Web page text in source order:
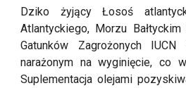
Dziko żyjący Łosoś
Atlantyckiego, Morzu
Gatunków Zagrożonych
narażonym na wyginięcie, co
Suplementacja olejami